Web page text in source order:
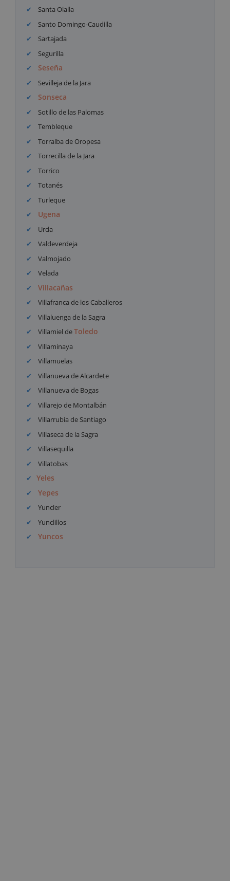
Santa Olalla
Santo Domingo-Caudilla
Sartajada
Segurilla
Seseña
Sevilleja de la Jara
Sonseca
Sotillo de las Palomas
Tembleque
Torralba de Oropesa
Torrecilla de la Jara
Torrico
Totanés
Turleque
Ugena
Urda
Valdeverdeja
Valmojado
Velada
Villacañas
Villafranca de los Caballeros
Villaluenga de la Sagra
Villamiel deToledo
Villaminaya
Villamuelas
Villanueva de Alcardete
Villanueva de Bogas
Villarejo de Montalbán
Villarrubia de Santiago
Villaseca de la Sagra
Villasequilla
Villatobas
Yeles
Yepes
Yuncler
Yunclillos
Yuncos